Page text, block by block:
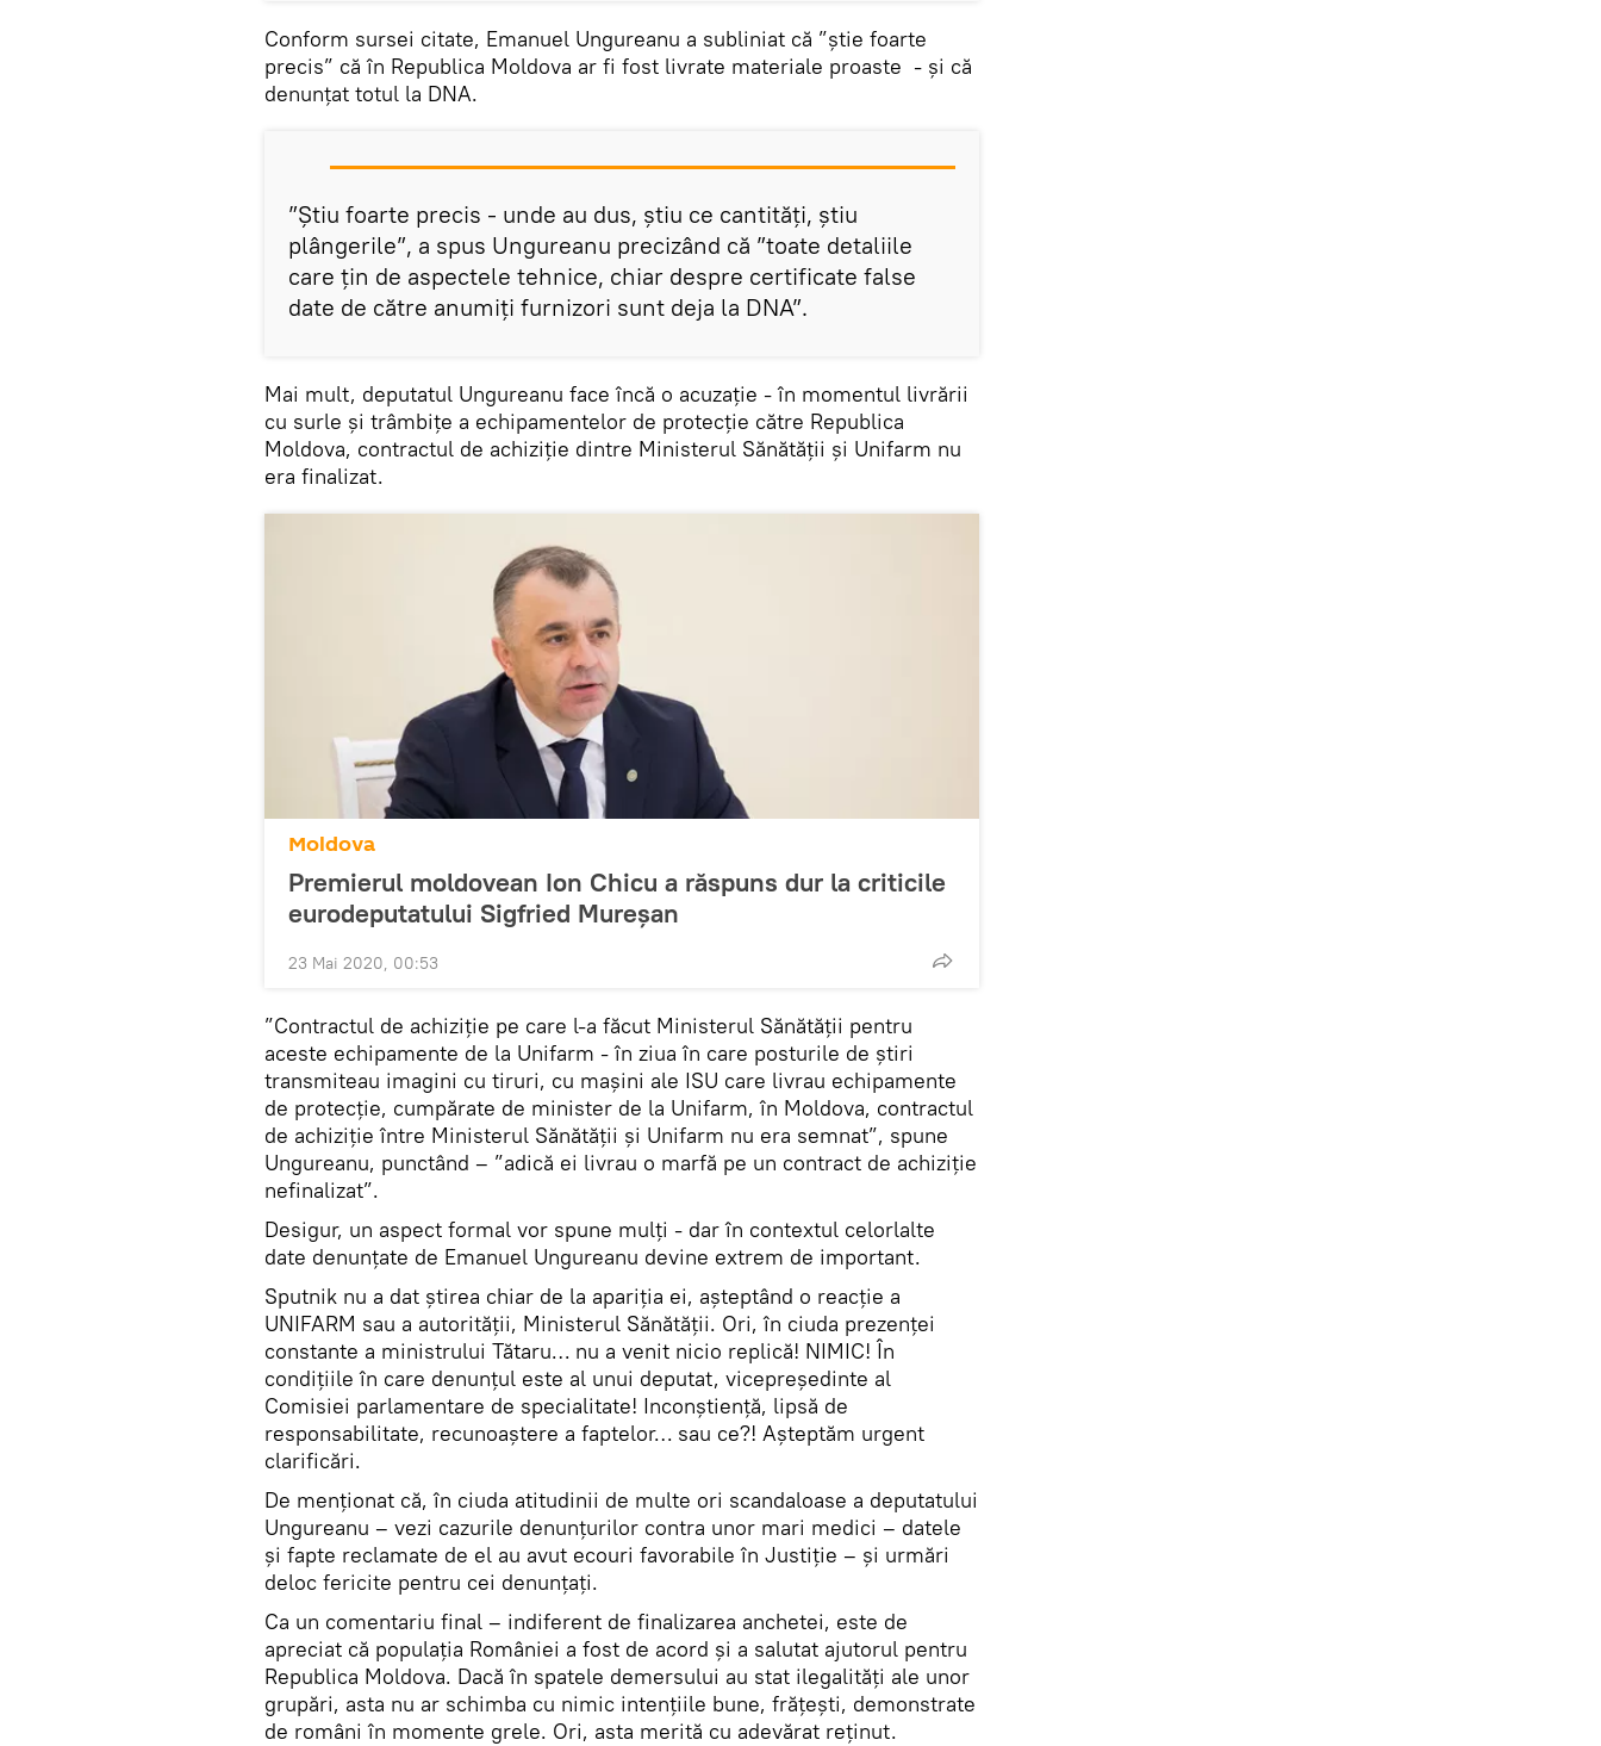
Conform sursei citate, Emanuel Ungureanu a subliniat că ”știe foarte
precis” că în Republica Moldova ar fi fost livrate materiale proaste - și că
denunțat totul la DNA.
”Ştiu foarte precis - unde au dus, ştiu ce cantităţi, ştiu
plângerile”, a spus Ungureanu precizând că ”toate detaliile
care ţin de aspectele tehnice, chiar despre certificate false
date de către anumiţi furnizori sunt deja la DNA”.
Mai mult, deputatul Ungureanu face încă o acuzație - în momentul livrării
cu surle și trâmbițe a echipamentelor de protecţie către Republica
Moldova, contractul de achiziţie dintre Ministerul Sănătăţii şi Unifarm nu
era finalizat.
Moldova
Premierul moldovean Ion Chicu a răspuns dur la criticile
eurodeputatului Sigfried Mureşan
23 Mai 2020, 00:53
”Contractul de achiziţie pe care l-a făcut Ministerul Sănătăţii pentru
aceste echipamente de la Unifarm - în ziua în care posturile de ştiri
transmiteau imagini cu tiruri, cu maşini ale ISU care livrau echipamente
de protecţie, cumpărate de minister de la Unifarm, în Moldova, contractul
de achiziţie între Ministerul Sănătăţii şi Unifarm nu era semnat”, spune
Ungureanu, punctând – ”adică ei livrau o marfă pe un contract de achiziţie
nefinalizat”.
Desigur, un aspect formal vor spune mulți - dar în contextul celorlalte
date denunțate de Emanuel Ungureanu devine extrem de important.
Sputnik nu a dat știrea chiar de la apariția ei, așteptând o reacție a
UNIFARM sau a autorității, Ministerul Sănătății. Ori, în ciuda prezenței
constante a ministrului Tătaru… nu a venit nicio replică! NIMIC! În
condițiile în care denunțul este al unui deputat, vicepreședinte al
Comisiei parlamentare de specialitate! Inconștiență, lipsă de
responsabilitate, recunoaștere a faptelor… sau ce?! Așteptăm urgent
clarificări.
De menționat că, în ciuda atitudinii de multe ori scandaloase a deputatului
Ungureanu – vezi cazurile denunțurilor contra unor mari medici – datele
și fapte reclamate de el au avut ecouri favorabile în Justiție – și urmări
deloc fericite pentru cei denunțați.
Ca un comentariu final – indiferent de finalizarea anchetei, este de
apreciat că populația României a fost de acord și a salutat ajutorul pentru
Republica Moldova. Dacă în spatele demersului au stat ilegalități ale unor
grupări, asta nu ar schimba cu nimic intențiile bune, frățești, demonstrate
de români în momente grele. Ori, asta merită cu adevărat reținut.